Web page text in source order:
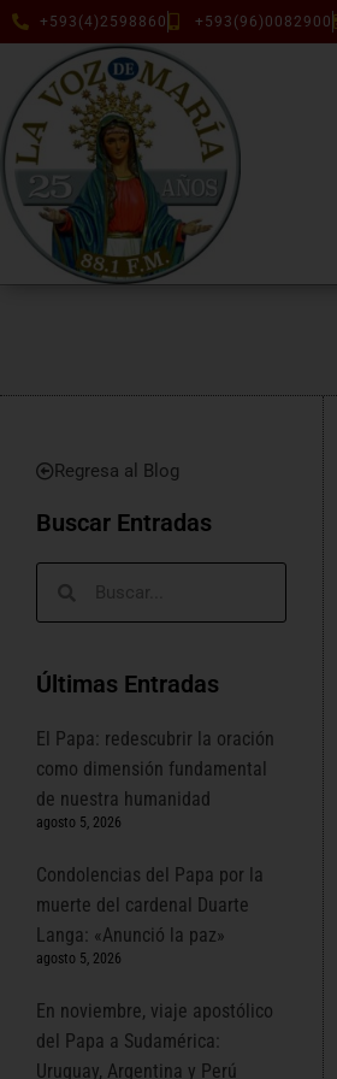
+593(4)2598860 +593(96)0082900
Regresa al Blog
Buscar Entradas
Últimas Entradas
El Papa: redescubrir la oración
como dimensión fundamental
de nuestra humanidad
agosto 5, 2026
Condolencias del Papa por la
muerte del cardenal Duarte
Langa: «Anunció la paz»
agosto 5, 2026
En noviembre, viaje apostólico
del Papa a Sudamérica:
Uruguay, Argentina y Perú